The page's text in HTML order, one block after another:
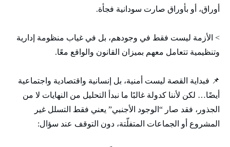
أوراق، أو بأوراق صارت سودانية فجأة.
> الأزمة ليست فقط في وجودهم، بل في غياب منظومة إدارية
وتنظيمية تتعامل معهم بميزان القانون والواقع معًا.
📌 فبداية القصة ليست أمنية، بل إنسانية واقتصادية واجتماعية
أيضًا… لكن لأننا كدولة غالبًا ما نبدأ التحليل من النهايات لا من
الجذور، فقد صار “الوجود الأجنبي” يعني فقط التسلل غير
المشروع أو الجماعات المتفلّتة، دون التوقف عند سؤال: